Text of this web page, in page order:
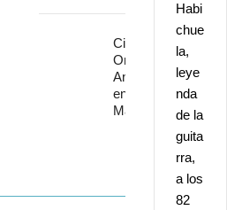
Cita con
Omega 30
Aniversario
en Starlite
Marbella
Habi
chue
la,
leye
nda
de la
guita
rra,
a los
82